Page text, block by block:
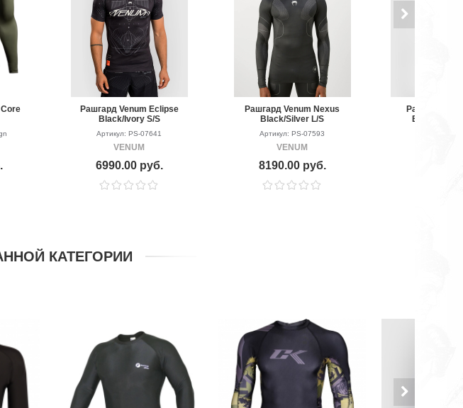
Рашгард Venum Eclipse
Black/Ivory S/S
Артикул: PS-07641
VENUM
6990.00 руб.
Рашгард Venum Nexus
Black/Silver L/S
Артикул: PS-07593
VENUM
8190.00 руб.
Рашгард
Black/
КАТЕГОРИИ